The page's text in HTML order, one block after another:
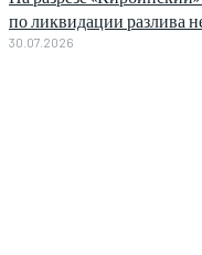
по ликвидации разлива
30.07.2026